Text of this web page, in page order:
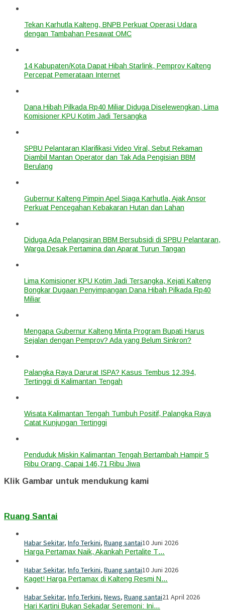
Tekan Karhutla Kalteng, BNPB Perkuat Operasi Udara
dengan Tambahan Pesawat OMC
14 Kabupaten/Kota Dapat Hibah Starlink, Pemprov Kalteng
Percepat Pemerataan Internet
Dana Hibah Pilkada Rp40 Miliar Diduga Diselewengkan, Lima
Komisioner KPU Kotim Jadi Tersangka
SPBU Pelantaran Klarifikasi Video Viral, Sebut Rekaman
Diambil Mantan Operator dan Tak Ada Pengisian BBM
Berulang
Gubernur Kalteng Pimpin Apel Siaga Karhutla, Ajak Ansor
Perkuat Pencegahan Kebakaran Hutan dan Lahan
Diduga Ada Pelangsiran BBM Bersubsidi di SPBU Pelantaran,
Warga Desak Pertamina dan Aparat Turun Tangan
Lima Komisioner KPU Kotim Jadi Tersangka, Kejati Kalteng
Bongkar Dugaan Penyimpangan Dana Hibah Pilkada Rp40
Miliar
Mengapa Gubernur Kalteng Minta Program Bupati Harus
Sejalan dengan Pemprov? Ada yang Belum Sinkron?
Palangka Raya Darurat ISPA? Kasus Tembus 12.394,
Tertinggi di Kalimantan Tengah
Wisata Kalimantan Tengah Tumbuh Positif, Palangka Raya
Catat Kunjungan Tertinggi
Penduduk Miskin Kalimantan Tengah Bertambah Hampir 5
Ribu Orang, Capai 146,71 Ribu Jiwa
Klik Gambar untuk mendukung kami
Ruang Santai
Habar Sekitar, Info Terkini, Ruang santai10 Juni 2026
Harga Pertamax Naik, Akankah Pertalite T…
Habar Sekitar, Info Terkini, Ruang santai10 Juni 2026
Kaget! Harga Pertamax di Kalteng Resmi N…
Habar Sekitar, Info Terkini, News, Ruang santai21 April 2026
Hari Kartini Bukan Sekadar Seremoni: Ini…